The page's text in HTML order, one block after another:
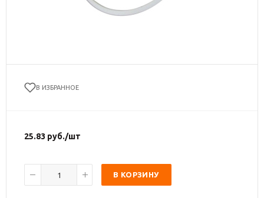
В ИЗБРАННОЕ
25.83 руб./шт
В КОРЗИНУ